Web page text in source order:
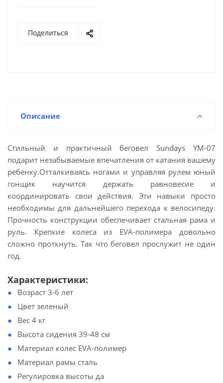
Поделиться
Описание
Стильный и практичный беговел Sundays YM-07
подарит незабываемые впечатления от катания вашему
ребенку.Отталкиваясь ногами и управляя рулем юный
гонщик научится держать равновесие и
координировать свои действия. Эти навыки просто
необходимы для дальнейшего перехода к велосипеду.
Прочность конструкции обеспечивает стальная рама и
руль. Крепкие колеса из EVA-полимера довольно
сложно проткнуть. Так что беговел прослужит не один
год.
Характеристики:
Возраст 3-6 лет
Цвет зеленый
Вес 4 кг
Высота сидения 39-48 см
Материал колес EVA-полимер
Материал рамы сталь
Регулировка высоты да